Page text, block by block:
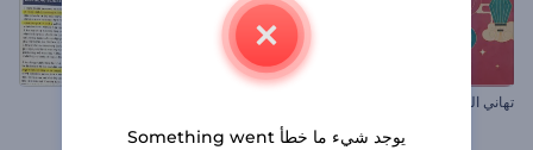
تهاني العام الصيني الجديد
يوجد شيء ما خطأ Something went